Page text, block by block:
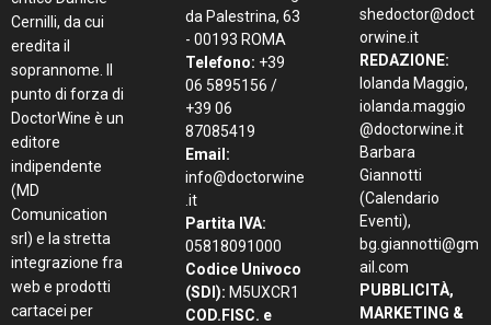
Cernilli, da cui
eredita il
soprannome. Il
punto di forza di
DoctorWine è un
editore
indipendente
(MD
Comunication
srl) e la stretta
integrazione fra
web e prodotti
cartacei per
da Palestrina, 63
- 00193 ROMA
Telefono: +39
06 5895156 /
+39 06
87085419
Email:
info@doctorwine
.it
Partita IVA:
05818091000
Codice Univoco
(SDI): M5UXCR1
COD.FISC. e
shedoctor@doct
orwine.it
REDAZIONE:
Iolanda Maggio,
iolanda.maggio
@doctorwine.it
Barbara
Giannotti
(Calendario
Eventi),
bg.giannotti@gm
ail.com
PUBBLICITÀ,
MARKETING &